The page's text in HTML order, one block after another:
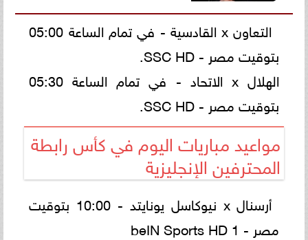
التعاون x القادسية - في تمام الساعة 05:00
بتوقيت مصر - SSC HD.
الهلال x الاتحاد - في تمام الساعة 05:30
بتوقيت مصر - SSC HD.
مواعيد مباريات اليوم في كأس رابطة
المحترفين الإنجليزية
أرسنال x نيوكاسل يونايتد - 10:00 بتوقيت
مصر - beIN Sports HD 1